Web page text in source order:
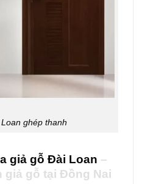
ghép thanh
giả gỗ Đài Loan –
giả gỗ tại Đồng Nai